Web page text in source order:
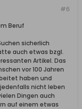
#6
Beruf
sicherlich
auch etwas bzgl.
Artikel. Das
vor 100 Jahren
haben und
nicht leben
Dingen auch
auf einem etwas